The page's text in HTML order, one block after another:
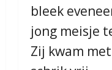
bleek
jong meisje
Zij kwam